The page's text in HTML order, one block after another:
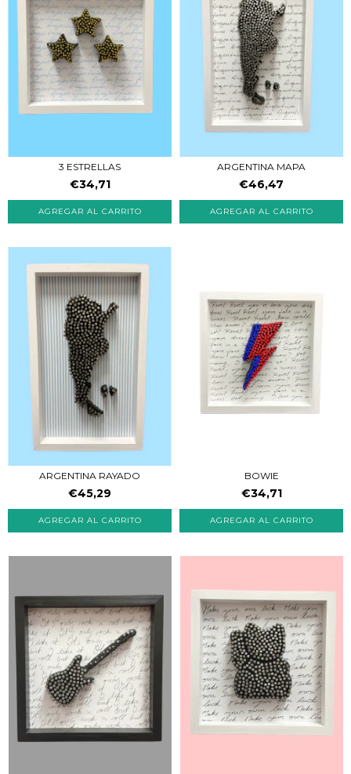
3 ESTRELLAS
€34,71
ARGENTINA MAPA
€46,47
ARGENTINA RAYADO
€45,29
BOWIE
€34,71